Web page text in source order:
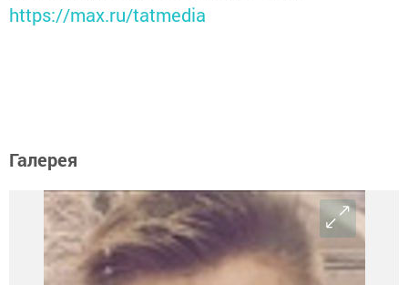
https://max.ru/tatmedia
Галерея